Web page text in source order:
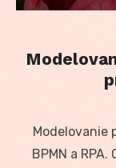
Modelovanie
BPMN a